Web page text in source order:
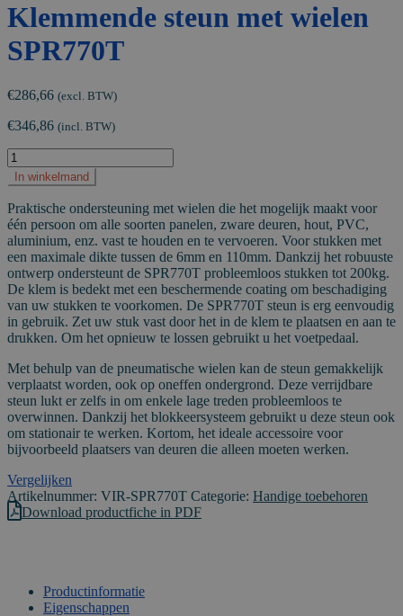
Klemmende steun met wielen
SPR770T
€286,66 (excl. BTW)
€346,86 (incl. BTW)
Klemmende
steun
met
wielen
SPR770T
aantal
In winkelmand
Praktische ondersteuning met wielen die het mogelijk maakt voor
één persoon om alle soorten panelen, zware deuren, hout, PVC,
aluminium, enz. vast te houden en te vervoeren. Voor stukken met
een maximale dikte tussen de 6mm en 110mm. Dankzij het robuuste
ontwerp ondersteunt de SPR770T probleemloos stukken tot 200kg.
De klem is bedekt met een beschermende coating om beschadiging
van uw stukken te voorkomen. De SPR770T steun is erg eenvoudig
in gebruik. Zet uw stuk vast door het in de klem te plaatsen en aan te
drukken. Om het opnieuw te lossen gebruikt u het voetpedaal.
Met behulp van de pneumatische wielen kan de steun gemakkelijk
verplaatst worden, ook op oneffen ondergrond. Deze verrijdbare
steun lukt er zelfs in om enkele lage treden probleemloos te
overwinnen. Dankzij het blokkeersysteem gebruikt u deze steun ook
om stationair te werken. Kortom, het ideale accessoire voor
bijvoorbeeld plaatsers van deuren die alleen moeten werken.
Vergelijken
Artikelnummer: VIR-SPR770T Categorie: Handige toebehoren
Download productfiche in PDF
Productinformatie
Eigenschappen